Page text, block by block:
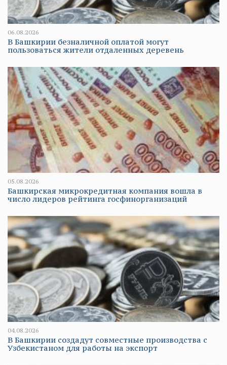
06.08.2026
В Башкирии безналичной оплатой могут
пользоваться жители отдаленных деревень
05.08.2026
Башкирская микрокредитная компания вошла в
число лидеров рейтинга госфинорганизаций
04.08.2026
В Башкирии создадут совместные производства с
Узбекистаном для работы на экспорт